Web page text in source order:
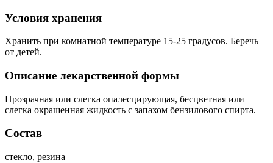
Условия хранения
Хранить при комнатной температуре 15-25 градусов. Беречь
от детей.
Описание лекарственной формы
Прозрачная или слегка опалесцирующая, бесцветная или
слегка окрашенная жидкость с запахом бензилового спирта.
Состав
стекло, резина